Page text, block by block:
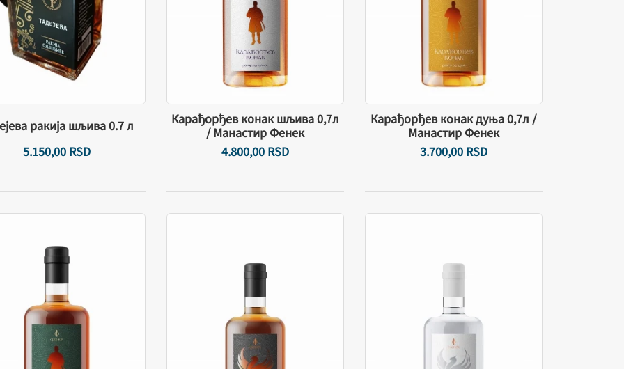
ракија шљива 0.7 л
5.150,00 RSD
Карађорђев конак шљива 0,7л
/ Манастир Фенек
4.800,00 RSD
Карађорђев конак дуња 0,7л /
Манастир Фенек
3.700,00 RSD